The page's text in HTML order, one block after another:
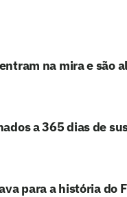
na mira e são
a 365 dias de
para a história do